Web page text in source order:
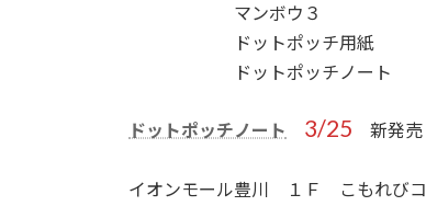
マンボウ３
ドットポッチ用紙
ドットポッチノート
ドットポッチノート 3/25 新発売
イオンモール豊川 １Ｆ こもれび